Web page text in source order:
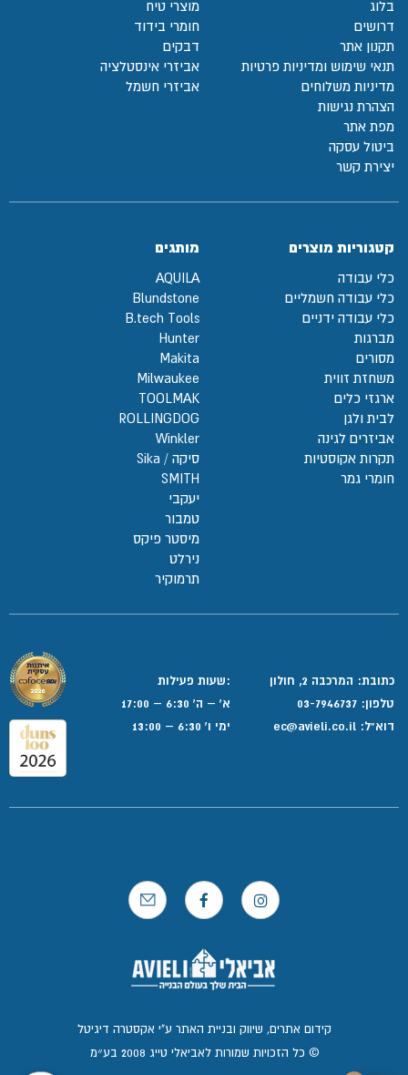
בלוג
דרושים
תקנון אתר
תנאי שימוש ומדיניות פרטיות
מדיניות משלוחים
הצהרת נגישות
מפת אתר
ביטול עסקה
יצירת קשר
מוצרי טיח
חומרי בידוד
דבקים
אביזרי אינסטלציה
אביזרי חשמל
קטגוריות מוצרים
כלי עבודה
כלי עבודה חשמליים
כלי עבודה ידניים
מברגות
מסורים
משחזת זווית
ארגזי כלים
לבית ולגן
אביזרים לגינה
תקרות אקוסטיות
חומרי גמר
מותגים
AQUILA
Blundstone
B.tech Tools
Hunter
Makita
Milwaukee
TOOLMAK
ROLLINGDOG
Winkler
סיקה / Sika
SMITH
יעקבי
טמבור
מיסטר פיקס
נירלט
תרמוקיר
כתובת: המרכבה 2, חולון
טלפון: 03-7946737
דוא”ל:
:שעות פעילות
א' – ה' 6:30 – 17:00
ימי ו' 6:30 – 13:00
© כל הזכויות שמורות לאביאלי טייג 2008 בע״מ
קידום אתרים, שיווק ובניית האתר ע"י אקסטרה דיגיטל